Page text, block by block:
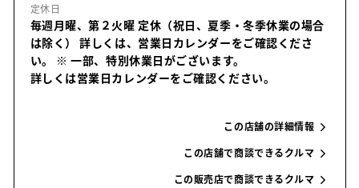
定休日
毎週月曜、第２火曜 定休（祝日、夏季・冬季休業の場合
は除く） 詳しくは、営業日カレンダーをご確認くださ
い。 ※ 一部、特別休業日がございます。
詳しくは営業日カレンダーをご確認ください。
この店舗の詳細情報
この店舗で商談できるクルマ
この販売店で商談できるクルマ